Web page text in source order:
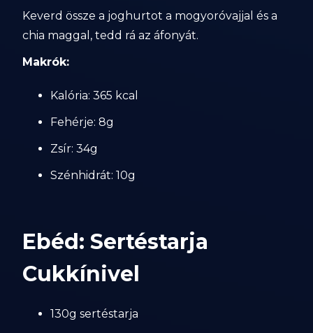
Keverd össze a joghurtot a mogyoróvajjal és a
chia maggal, tedd rá az áfonyát.
Makrók:
Kalória: 365 kcal
Fehérje: 8g
Zsír: 34g
Szénhidrát: 10g
Ebéd: Sertéstarja
Cukkínivel
130g sertéstarja